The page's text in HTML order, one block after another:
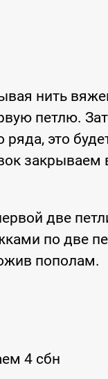
нить
петлю.
это
закрываем
две
по две
пополам.
4 сбн